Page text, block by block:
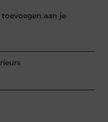
toevoegen aan je